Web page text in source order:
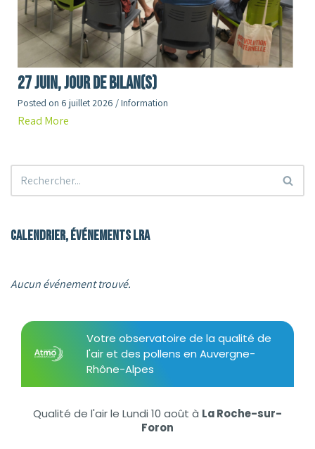
27 juin, jour de Bilan(s)
Posted on 6 juillet 2026 /Information
Read More
Calendrier, événements LRA
Aucun événement trouvé.